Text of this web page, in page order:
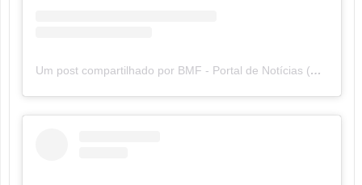
Um post compartilhado por BMF - Portal de Notícias (@bmf.portaldenoticias)